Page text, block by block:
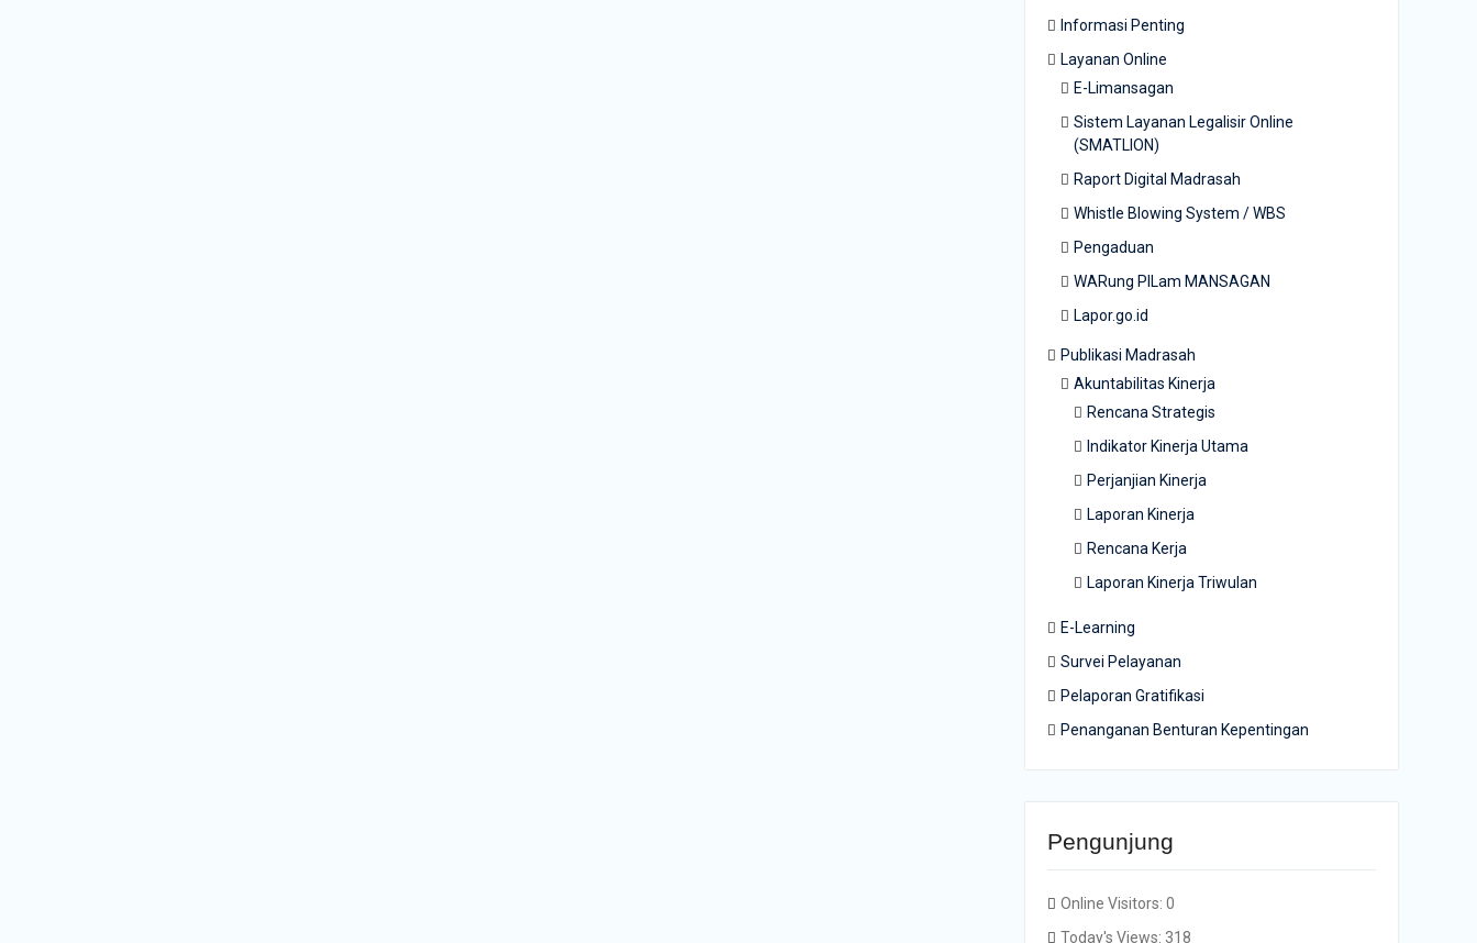
Informasi Penting
Layanan Online
E-Limansagan
Sistem Layanan Legalisir Online
(SMATLION)
Raport Digital Madrasah
Whistle Blowing System / WBS
Pengaduan
WARung PILam MANSAGAN
Lapor.go.id
Publikasi Madrasah
Akuntabilitas Kinerja
Rencana Strategis
Indikator Kinerja Utama
Perjanjian Kinerja
Laporan Kinerja
Rencana Kerja
Laporan Kinerja Triwulan
E-Learning
Survei Pelayanan
Pelaporan Gratifikasi
Penanganan Benturan Kepentingan
Pengunjung
Online Visitors: 0
Today's Views: 318